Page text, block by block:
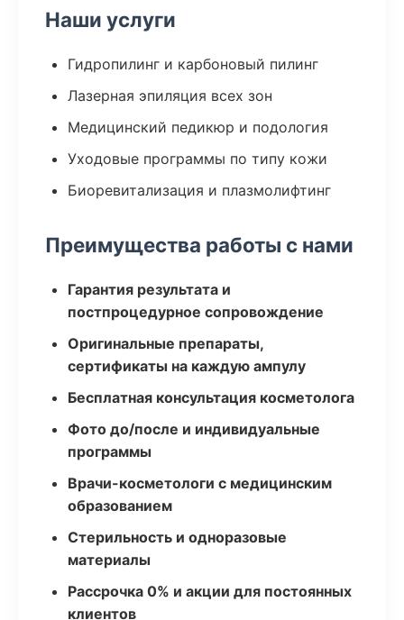
Наши услуги
Гидропилинг и карбоновый пилинг
Лазерная эпиляция всех зон
Медицинский педикюр и подология
Уходовые программы по типу кожи
Биоревитализация и плазмолифтинг
Преимущества работы с нами
Гарантия результата и
постпроцедурное сопровождение
Оригинальные препараты,
сертификаты на каждую ампулу
Бесплатная консультация косметолога
Фото до/после и индивидуальные
программы
Врачи-косметологи с медицинским
образованием
Стерильность и одноразовые
материалы
Рассрочка 0% и акции для постоянных
клиентов